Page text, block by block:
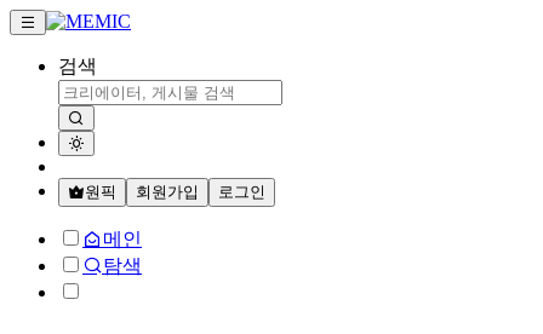
검색
원픽 회원가입 로그인
메인
탐색